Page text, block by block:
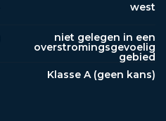
west
niet gelegen in een
overstromingsgevoelig
gebied
Klasse A (geen kans)